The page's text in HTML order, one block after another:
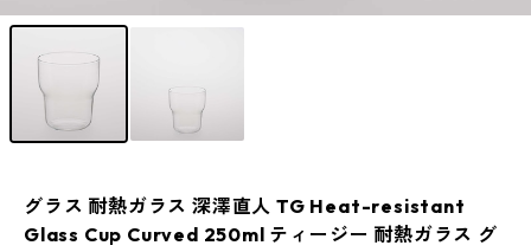
グラス 耐熱ガラス 深澤直人 TG Heat-resistant
Glass Cup Curved 250ml ティージー 耐熱ガラス グ